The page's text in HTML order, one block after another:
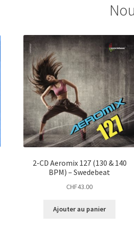
2-CD Aeromix 127 (130 & 140
BPM) – Swedebeat
CHF43.00
Ajouter au panier